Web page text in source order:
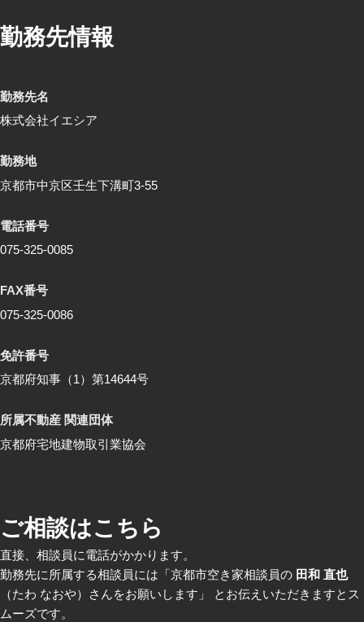
勤務先情報
勤務先名
株式会社イエシア
勤務地
京都市中京区壬生下溝町3-55
電話番号
075-325-0085
FAX番号
075-325-0086
免許番号
京都府知事（1）第14644号
所属不動産 関連団体
京都府宅地建物取引業協会
ご相談はこちら
直接、相談員に電話がかかります。
勤務先に所属する相談員には「京都市空き家相談員の 田和 直也
（たわ なおや）さんをお願いします」 とお伝えいただきますとス
ムーズです。